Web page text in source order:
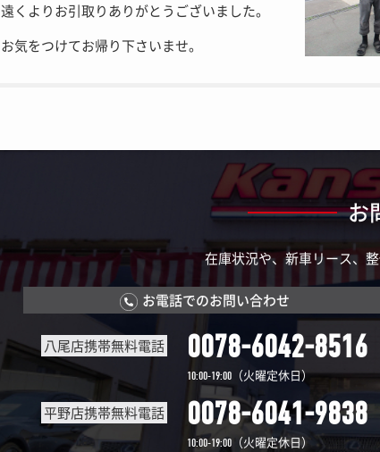
遠くよりお引取りありがとうございました。
お気をつけてお帰り下さいませ。
お
在庫状況や、新車リース、
お電話でのお問い合わせ
八尾店携帯無料電話 0078-6042-8516
10:00-19:00 （火曜定休日）
平野店携帯無料電話 0078-6041-9838
10:00-19:00 （火曜定休日）